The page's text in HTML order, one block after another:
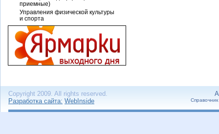
приемные)
Управления физической культуры
и спорта
Copyright 2009. All rights reserved.
Разработка сайта: WebInside